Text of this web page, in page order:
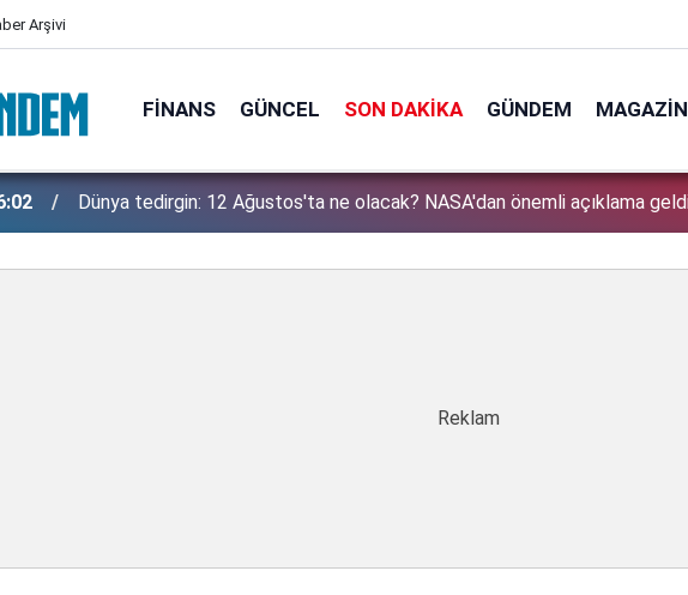
Arşivi
FINANS GÜNCEL SON DAKIKA GÜNDEM MAGAZIN
Demet Akalın'ın son paylaştığı filtresiz hali, sosyal medyayı salladı!